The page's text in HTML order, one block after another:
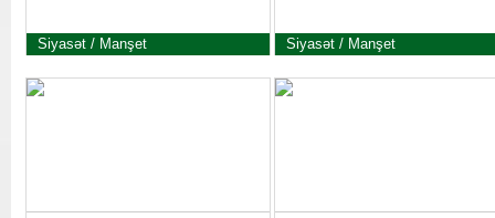
Siyasət / Manşet Siyasət / Manşet